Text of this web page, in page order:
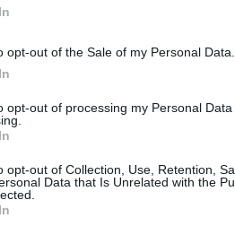
opt-out of the Sale of my Personal Data.
opt-out of processing my Personal
opt-out of Collection, Use, Retention,
Data that Is Unrelated with the
για
Στόχος μέχρι
να είναι
περιστατικά πρέπει να
1